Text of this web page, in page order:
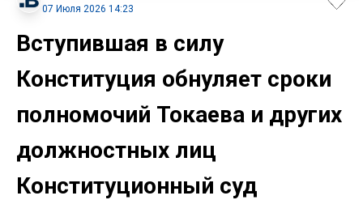
07 Июля 2026 14:23
Вступившая в силу
Конституция обнуляет сроки
полномочий Токаева и других
должностных лиц
Конституционный суд